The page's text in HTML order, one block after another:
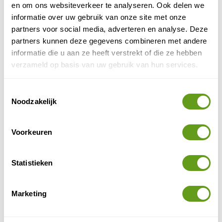
en om ons websiteverkeer te analyseren. Ook delen we
informatie over uw gebruik van onze site met onze
partners voor social media, adverteren en analyse. Deze
partners kunnen deze gegevens combineren met andere
informatie die u aan ze heeft verstrekt of die ze hebben
verzameld op basis van uw gebruik van hun services.
Noodzakelijk
Voorkeuren
Statistieken
Marketing
en
Ontdek het authentieke Graubünden tijdens een
wandeling in de natuur. Op deze video een mooie